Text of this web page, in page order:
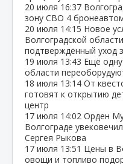
20 июля 16:37
зону СВО 4
20 июля 14:15 Новое
Волгоградской
подтверждённый уход
19 июля 13:43 Ещё
области
18 июля 13:14 От
готовят к открытию
центр
17 июля 14:02 Орден
Волгограде
Сергея Рыкова
17 июля 13:51 Цены в
овощи и топливо